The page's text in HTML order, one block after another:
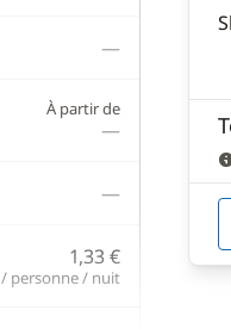
—
À partir de
—
—
1,33 €
/ personne / nuit